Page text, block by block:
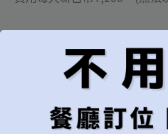
113-763）或以官方郵件通知
前，訂位仍不算異動成功。
私人包場和特別活動: